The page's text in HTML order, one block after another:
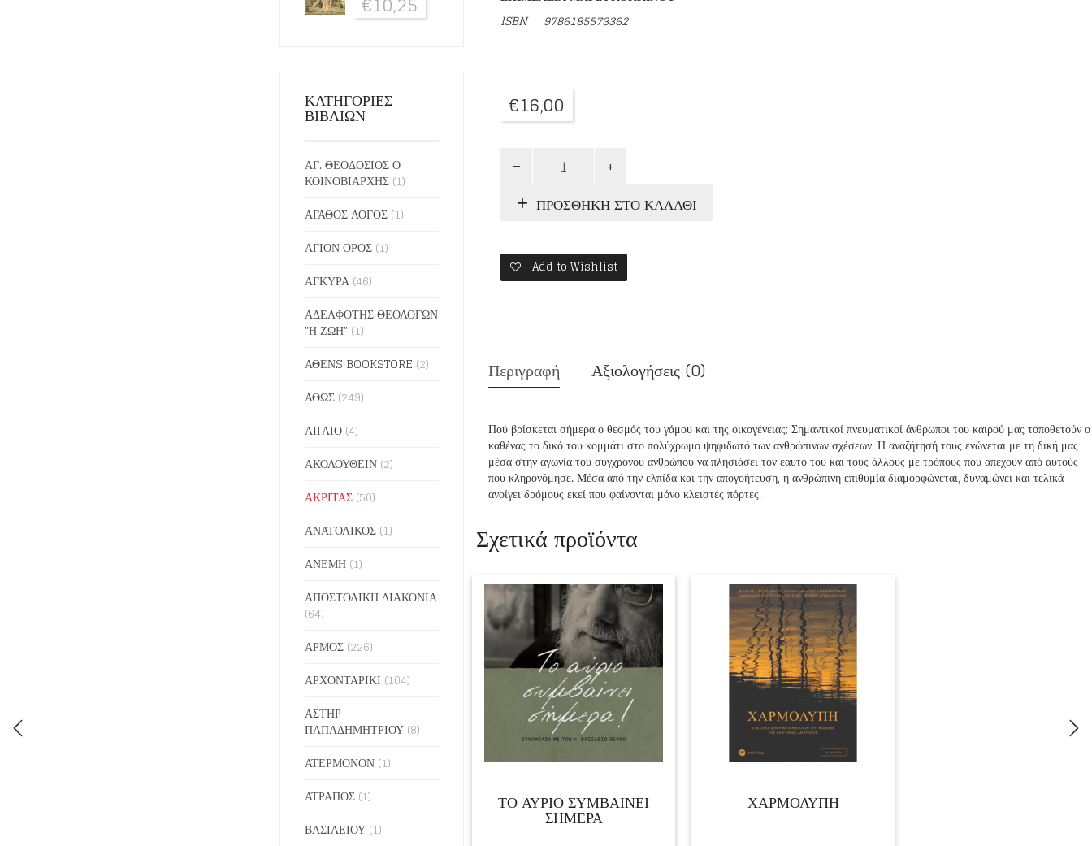
ISBN
9786185573362
€16,00
ΣΕ
ποσότηταΠΡΟΣΘΉΚΗ ΣΤΟ ΚΑΛΆΘΙ
Add to Wishlist
Περιγραφή Αξιολογήσεις (0)
Πού βρίσκεται σήμερα ο θεσμός του γάμου και της οικογένειας; Σημαντικοί πνευματικοί άνθρωποι του καιρού μας τοποθετούν ο
καθένας το δικό του κομμάτι στο πολύχρωμο ψηφιδωτό των ανθρώπινων σχέσεων. Η αναζήτησή τους ενώνεται με τη δική μας
μέσα στην αγωνία του σύγχρονου ανθρώπου να πλησιάσει τον εαυτό του και τους άλλους με τρόπους που απέχουν από αυτούς
που κληρονόμησε. Μέσα από την ελπίδα και την απογοήτευση, η ανθρώπινη επιθυμία διαμορφώνεται, δυναμώνει και τελικά
ανοίγει δρόμους εκεί που φαίνονται μόνο κλειστές πόρτες.
Σχετικά προϊόντα
ΤΟ ΑΥΡΙΟ ΣΥΜΒΑΙΝΕΙ
ΣΗΜΕΡΑ
ΧΑΡΜΟΛΥΠΗ
ΚΑΤΗΓΟΡΙΕΣ
ΒΙΒΛΙΩΝ
ΑΓ. ΘΕΟΔΟΣΙΟΣ Ο
ΚΟΙΝΟΒΙΑΡΧΗΣ (1)
ΑΓΑΘΟΣ ΛΟΓΟΣ (1)
ΑΓΙΟΝ ΟΡΟΣ (1)
ΑΓΚΥΡΑ (46)
ΑΔΕΛΦΟΤΗΣ ΘΕΟΛΟΓΩΝ
"Η ΖΩΗ" (1)
ΑΘΕΝS BOOKSTORE (2)
ΑΘΩΣ (249)
ΑΙΓΑΙΟ (4)
ΑΚΟΛΟΥΘΕΙΝ (2)
ΑΚΡΙΤΑΣ (50)
ΑΝΑΤΟΛΙΚΟΣ (1)
ΑΝΕΜΗ (1)
ΑΠΟΣΤΟΛΙΚΗ ΔΙΑΚΟΝΙΑ
(64)
ΑΡΜΟΣ (226)
ΑΡΧΟΝΤΑΡΙΚΙ (104)
ΑΣΤΗΡ -
ΠΑΠΑΔΗΜΗΤΡΙΟΥ (8)
ΑΤΕΡΜΟΝΟΝ (1)
ΑΤΡΑΠΟΣ (1)
ΒΑΣΙΛΕΙΟΥ (1)